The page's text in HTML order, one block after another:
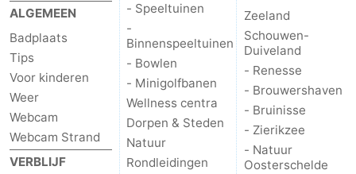
ALGEMEEN
Badplaats
Tips
Voor kinderen
Weer
Webcam
Webcam Strand
VERBLIJF
- Speeltuinen
-
Binnenspeeltuinen
- Bowlen
- Minigolfbanen
Wellness centra
Dorpen & Steden
Natuur
Rondleidingen
Zeeland
Schouwen-
Duiveland
- Renesse
- Brouwershaven
- Bruinisse
- Zierikzee
- Natuur
Oosterschelde